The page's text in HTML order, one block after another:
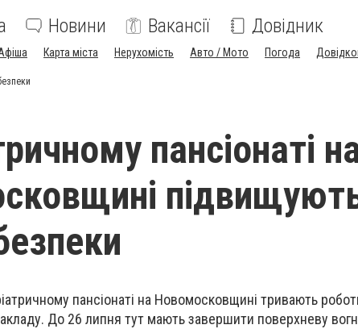
Новини Вакансії Довідник
Карта міста Нерухомість Авто / Мото Погода
пансіонаті
пансіонаті на Новомосковщині тривають
До 26 липня тут мають завершити поверхневу